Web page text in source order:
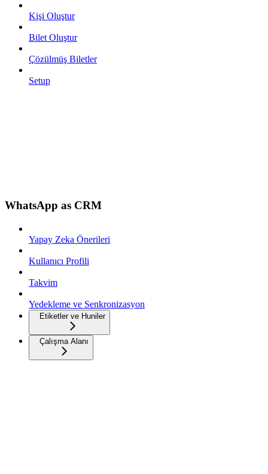
Kişi Oluştur
Bilet Oluştur
Çözülmüş Biletler
Setup
WhatsApp as CRM
Yapay Zeka Önerileri
Kullanıcı Profili
Takvim
Yedekleme ve Senkronizasyon
Etiketler ve Huniler
Çalışma Alanı